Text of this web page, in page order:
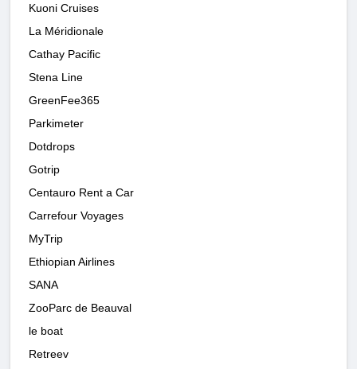
Kuoni Cruises
La Méridionale
Cathay Pacific
Stena Line
GreenFee365
Parkimeter
Dotdrops
Gotrip
Centauro Rent a Car
Carrefour Voyages
MyTrip
Ethiopian Airlines
SANA
ZooParc de Beauval
le boat
Retreev